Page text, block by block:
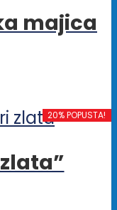
majica
20% POPUSTA!